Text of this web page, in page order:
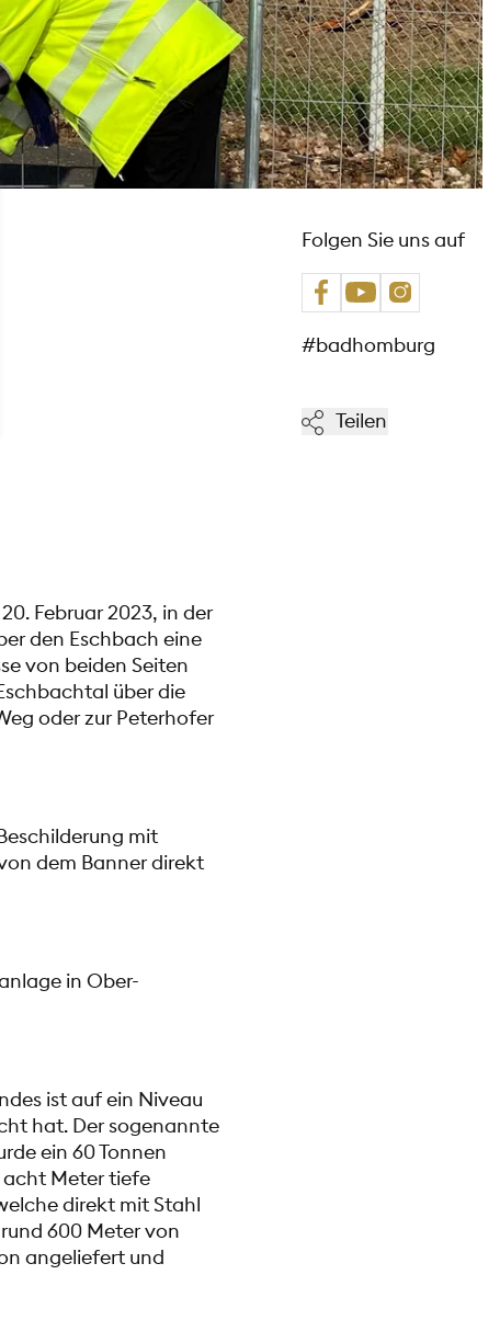
Folgen Sie uns auf
#badhomburg
Teilen
Februar 2023, in der
den Eschbach eine
von beiden Seiten
über die
oder zur Peterhofer
mit
dem Banner direkt
in Ober-
ist auf ein Niveau
hat. Der sogenannte
ein 60 Tonnen
acht Meter tiefe
direkt mit Stahl
600 Meter von
angeliefert und